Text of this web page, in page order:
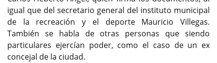
igual que del secretario general del instituto municipal
de la recreación y el deporte Mauricio Villegas.
También se habla de otras personas que siendo
particulares ejercían poder, como el caso de un ex
concejal de la ciudad.